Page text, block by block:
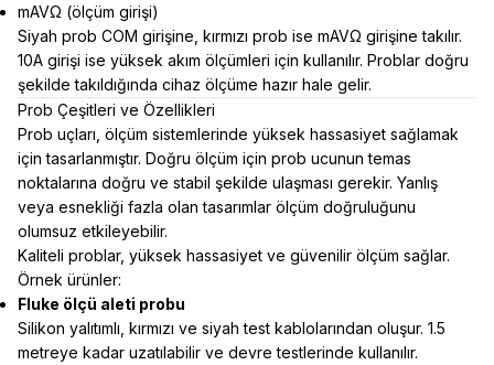
mAVΩ (ölçüm girişi)
Siyah prob COM girişine, kırmızı prob ise mAVΩ girişine takılır.
10A girişi ise yüksek akım ölçümleri için kullanılır. Problar doğru
şekilde takıldığında cihaz ölçüme hazır hale gelir.
Prob Çeşitleri ve Özellikleri
Prob uçları, ölçüm sistemlerinde yüksek hassasiyet sağlamak
için tasarlanmıştır. Doğru ölçüm için prob ucunun temas
noktalarına doğru ve stabil şekilde ulaşması gerekir. Yanlış
veya esnekliği fazla olan tasarımlar ölçüm doğruluğunu
olumsuz etkileyebilir.
Kaliteli problar, yüksek hassasiyet ve güvenilir ölçüm sağlar.
Örnek ürünler:
Fluke ölçü aleti probu
Silikon yalıtımlı, kırmızı ve siyah test kablolarından oluşur. 1.5
metreye kadar uzatılabilir ve devre testlerinde kullanılır.